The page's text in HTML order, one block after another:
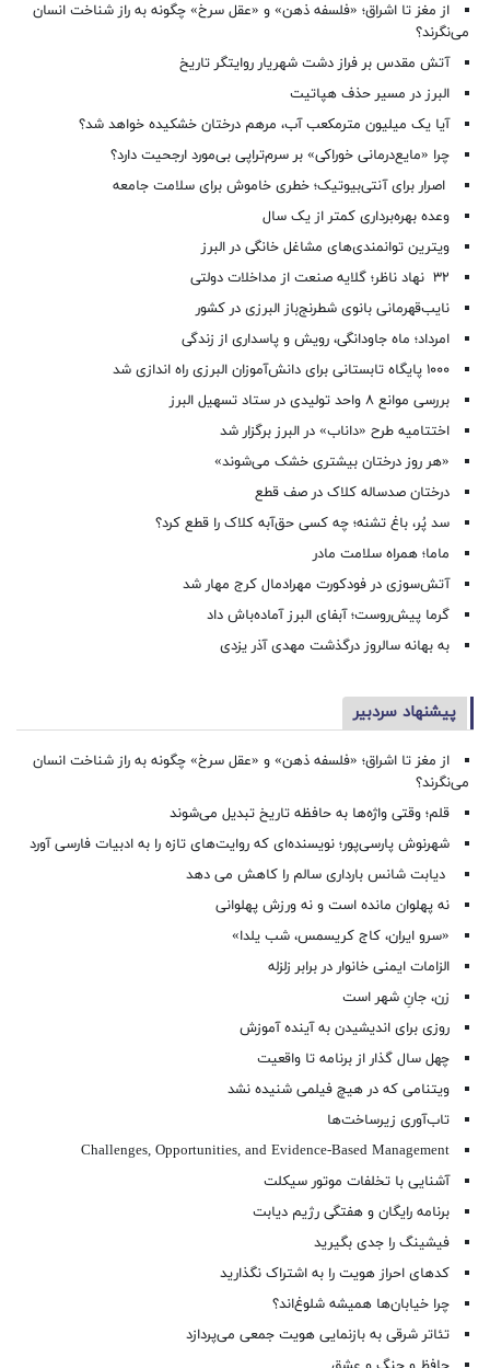
از مغز تا اشراق؛ «فلسفه ذهن» و «عقل سرخ» چگونه به راز شناخت انسان
می‌نگرند؟
آتش مقدس بر فراز دشت شهریار روایتگر تاریخ
البرز در مسیر حذف هپاتیت
آیا یک میلیون مترمکعب آب، مرهم درختان خشکیده خواهد شد؟
چرا «مایع‌درمانی خوراکی» بر سرم‌تراپی بی‌مورد ارجحیت دارد؟
اصرار برای آنتی‌بیوتیک؛ خطری خاموش برای سلامت جامعه
وعده بهره‌برداری کمتر از یک سال
ویترین توانمندی‌های مشاغل خانگی در البرز
۳۲ نهاد ناظر؛ گلایه صنعت از مداخلات دولتی
نایب‌قهرمانی بانوی شطرنج‌باز البرزی در کشور
امرداد؛ ماه جاودانگی، رویش و پاسداری از زندگی
۱۰۰۰ پایگاه تابستانی برای دانش‌آموزان البرزی راه اندازی شد
بررسی موانع ۸ واحد تولیدی در ستاد تسهیل البرز
اختتامیه طرح «داناب» در البرز برگزار شد
«هر روز درختان بیشتری خشک می‌شوند»
درختان صدساله کلاک در صف قطع
سد پُر، باغ تشنه؛ چه کسی حق‌آبه کلاک را قطع کرد؟
ماما؛ همراه سلامت مادر
آتش‌سوزی در فودکورت مهرادمال کرج مهار شد
گرما پیش‌روست؛ آبفای البرز آماده‌باش داد
به بهانه سالروز درگذشت مهدی آذر یزدی
پیشنهاد سردبیر
از مغز تا اشراق؛ «فلسفه ذهن» و «عقل سرخ» چگونه به راز شناخت انسان
می‌نگرند؟
قلم؛ وقتی واژه‌ها به حافظه تاریخ تبدیل می‌شوند
شهرنوش پارسی‌پور؛ نویسنده‌ای که روایت‌های تازه را به ادبیات فارسی آورد
دیابت شانس بارداری سالم را کاهش می دهد
نه پهلوان مانده است و نه ورزش پهلوانی
«سرو ایران، کاج کریسمس، شب یلدا»
الزامات ایمنی خانوار در برابر زلزله
زن، جانِ شهر است
روزی برای اندیشیدن به آینده آموزش
چهل سال گذار از برنامه تا واقعیت
ویتنامی که در هیچ فیلمی شنیده نشد
تاب‌آوری زیرساخت‌ها
Challenges, Opportunities, and Evidence-Based Management
آشنایی با تخلفات موتور سیکلت
برنامه رایگان و هفتگی رژیم دیابت
فیشینگ را جدی بگیرید
کدهای احراز هویت را به اشتراک نگذارید
چرا خیابان‌ها همیشه شلوغ‌اند؟
تئاتر شرقی به بازنمایی هویت جمعی می‌پردازد